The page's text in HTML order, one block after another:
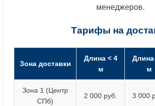
менеджеров.
Тарифы на
Зона доставки
Длина < 4
м
Длина
м
Зона 1 (Центр
СПб)
2 000 руб. 3 000